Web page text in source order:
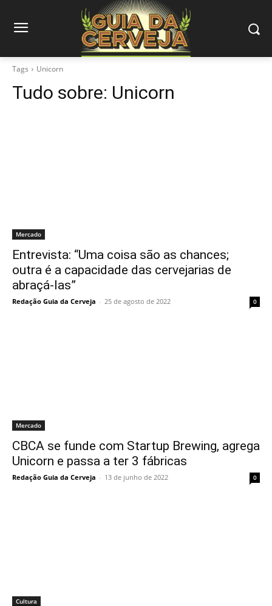
Tags Unicorn
Tudo sobre: Unicorn
Mercado
Entrevista: “Uma coisa são as chances;
outra é a capacidade das cervejarias de
abraçá-las”
Redação Guia da Cerveja - 25 de agosto de 2022 0
Mercado
CBCA se funde com Startup Brewing, agrega
Unicorn e passa a ter 3 fábricas
Redação Guia da Cerveja - 13 de junho de 2022 0
Cultura